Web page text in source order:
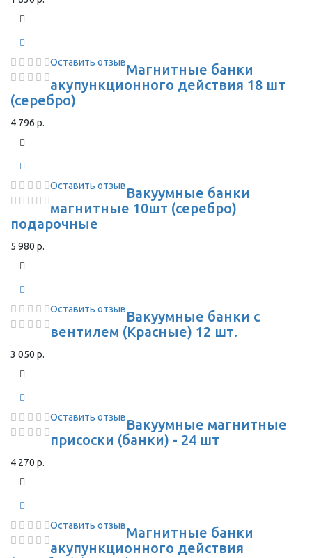
Оставить отзывМагнитные банки
акупункционного действия 18 шт
(серебро)
4 796 р.
Оставить отзывВакуумные банки
магнитные 10шт (серебро)
подарочные
5 980 р.
Оставить отзывВакуумные банки с
вентилем (Красные) 12 шт.
3 050 р.
Оставить отзывВакуумные магнитные
присоски (банки) - 24 шт
4 270 р.
Оставить отзывМагнитные банки
акупункционного действия